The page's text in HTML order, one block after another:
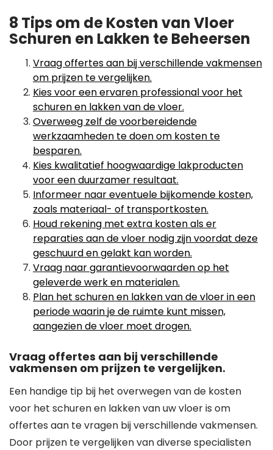
8 Tips om de Kosten van Vloer
Schuren en Lakken te Beheersen
Vraag offertes aan bij verschillende vakmensen
om prijzen te vergelijken.
Kies voor een ervaren professional voor het
schuren en lakken van de vloer.
Overweeg zelf de voorbereidende
werkzaamheden te doen om kosten te
besparen.
Kies kwalitatief hoogwaardige lakproducten
voor een duurzamer resultaat.
Informeer naar eventuele bijkomende kosten,
zoals materiaal- of transportkosten.
Houd rekening met extra kosten als er
reparaties aan de vloer nodig zijn voordat deze
geschuurd en gelakt kan worden.
Vraag naar garantievoorwaarden op het
geleverde werk en materialen.
Plan het schuren en lakken van de vloer in een
periode waarin je de ruimte kunt missen,
aangezien de vloer moet drogen.
Vraag offertes aan bij verschillende
vakmensen om prijzen te vergelijken.
Een handige tip bij het overwegen van de kosten
voor het schuren en lakken van uw vloer is om
offertes aan te vragen bij verschillende vakmensen.
Door prijzen te vergelijken van diverse specialisten